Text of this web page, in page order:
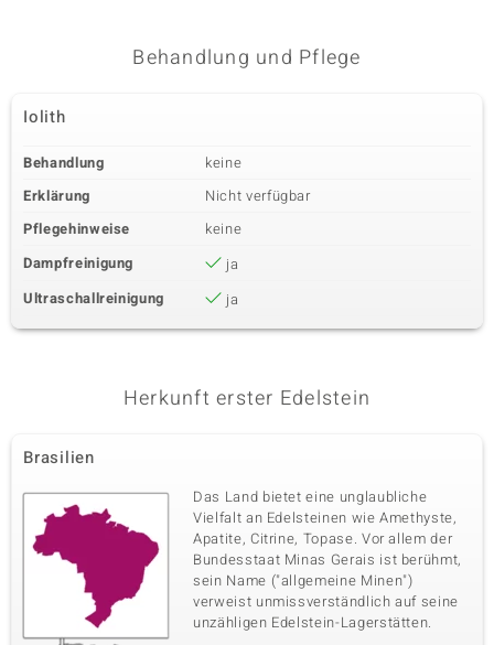
Behandlung und Pflege
Iolith
Behandlung
keine
Erklärung
Nicht verfügbar
Pflegehinweise
keine
Dampfreinigung
ja
Ultraschallreinigung
ja
Herkunft erster Edelstein
Brasilien
Das Land bietet eine unglaubliche
Vielfalt an Edelsteinen wie Amethyste,
Apatite, Citrine, Topase. Vor allem der
Bundesstaat Minas Gerais ist berühmt,
sein Name ("allgemeine Minen")
verweist unmissverständlich auf seine
unzähligen Edelstein-Lagerstätten.